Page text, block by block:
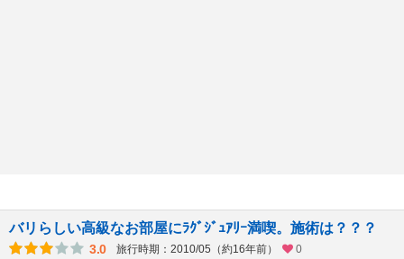
バリらしい高級なお部屋にﾗｸﾞｼﾞｭｱﾘｰ満喫。施術は？？？
3.0 旅行時期：2010/05（約16年前）
0